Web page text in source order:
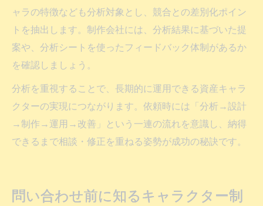
ャラの特徴なども分析対象とし、競合との差別化ポイン
トを抽出します。制作会社には、分析結果に基づいた提
案や、分析シートを使ったフィードバック体制があるか
を確認しましょう。
分析を重視することで、長期的に運用できる資産キャラ
クターの実現につながります。依頼時には「分析→設計
→制作→運用→改善」という一連の流れを意識し、納得
できるまで相談・修正を重ねる姿勢が成功の秘訣です。
問い合わせ前に知るキャラクター制